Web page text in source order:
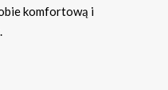
komfortową i